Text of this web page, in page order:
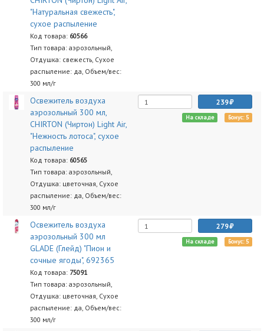
"Натуральная свежесть",
сухое распыление
Код товара: 60566
Тип товара: аэрозольный,
Отдушка: свежесть, Сухое
распыление: да, Объем/вес:
300 мл/г
Освежитель воздуха
аэрозольный 300 мл,
CHIRTON (Чиртон) Light Air,
"Нежность лотоса", сухое
распыление
Код товара: 60565
Тип товара: аэрозольный,
Отдушка: цветочная, Сухое
распыление: да, Объем/вес:
300 мл/г
239
На складе Бонус: 5
Освежитель воздуха
аэрозольный 300 мл
GLADE (Глейд) "Пион и
сочные ягоды", 692365
Код товара: 75091
Тип товара: аэрозольный,
Отдушка: цветочная, Сухое
распыление: да, Объем/вес:
300 мл/г
279
На складе Бонус: 5